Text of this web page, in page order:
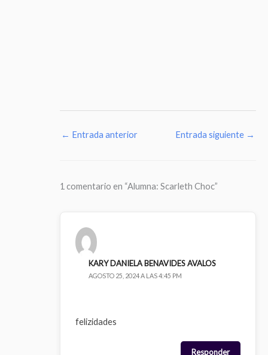
← Entrada anterior Entrada siguiente →
1 comentario en “Alumna: Scarleth Choc”
KARY DANIELA BENAVIDES AVALOS
AGOSTO 25, 2024 A LAS 4:45 PM
felizidades
Responder